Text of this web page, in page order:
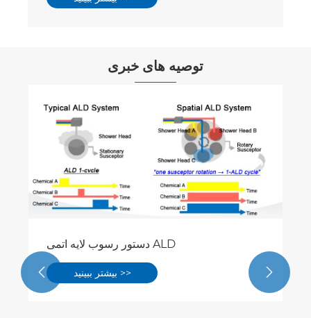
توصیه های خبری
دستور رسوب لایه اتمی ALD
بیشتر ببینید >>  